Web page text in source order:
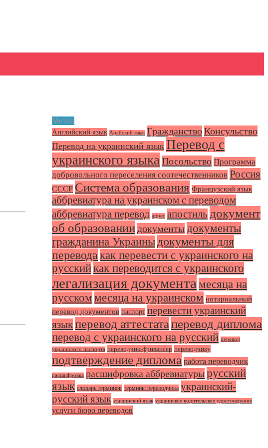
Метки
Английский язык Арабский язык ГражданствоКонсульство
Перевод на украинский язык Перевод с
украинского языкаПосольство Программа
добровольного переселения соотечественников Россия
СССР Система образования Французский язык
аббревиатура на украинском с переводом
аббревиатура перевод адрес апостиль документ
об образовании документыдокументы
гражданина Украины документы для
перевода как перевести с украинского на
русскийкак переводится с украинского
легализация документа месяца на
русском месяца на украинском нотариальный
перевод документов паспорт перевести украинский
языкперевод аттестатаперевод диплома
перевод с украинского на русский перевод
украинского паспорта переводчик-фрилансер переводчику
подтверждение диплома работа переводчик
расшифровка расшифровка аббревиатурырусский
язык словарь терминов термины переводчика украинский-
русский язык украинский язык украинское водительское удостоверение
услуги бюро переводов